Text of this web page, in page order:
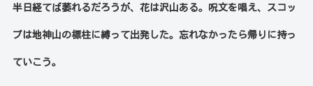
半日経てば萎れるだろうが、花は沢山ある。呪文を唱え、スコッ
プは地神山の標柱に縛って出発した。忘れなかったら帰りに持っ
ていこう。